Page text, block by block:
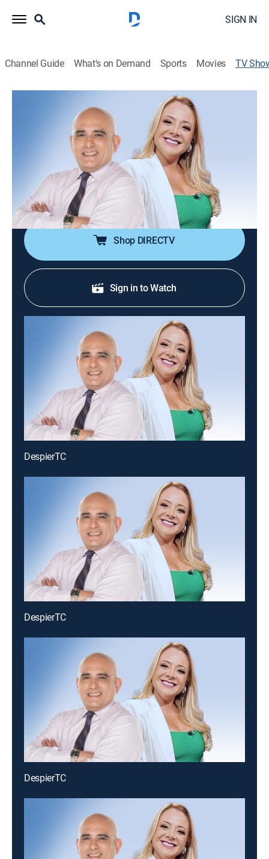
SIGN IN
Channel Guide What's on Demand Sports Movies TV
DespierTC
Un programa de noticias para la comunidad con
información al día y con todo lo acontecido en la urbe
porteña.
Cast: Mauricio Ayora, Angel Bone, Stalin Baquerizo
Shop DIRECTV
Sign in to Watch
DespierTC
DespierTC
DespierTC